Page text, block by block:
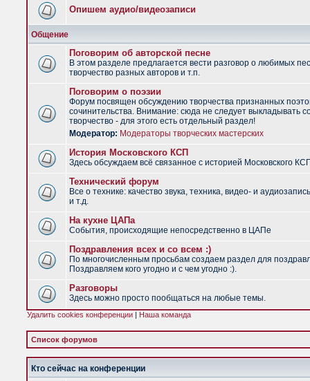
Опишем аудио/видеозаписи
Общение
Поговорим об авторской песне
В этом разделе предлагается вести разговор о любимых
творчество разных авторов и т.п.
Поговорим о поэзии
Форум посвящен обсуждению творчества признанных
сочинительства. Внимание: сюда не следует выкладывать
творчество - для этого есть отдельный раздел!
Модератор: Модераторы творческих мастерских
История Московского КСП
Здесь обсуждаем всё связанное с историей Московского
Технический форум
Все о технике: качество звука, техника, видео- и
и т.д.
На кухне ЦАПа
События, происходящие непосредственно в ЦАПе
Поздравления всех и со всем :)
По многочисленным просьбам создаем раздел для
Поздравляем кого угодно и с чем угодно :).
Разговоры
Здесь можно просто пообщаться на любые темы.
Удалить cookies конференции | Наша команда
Список форумов
Кто сейчас на конференции